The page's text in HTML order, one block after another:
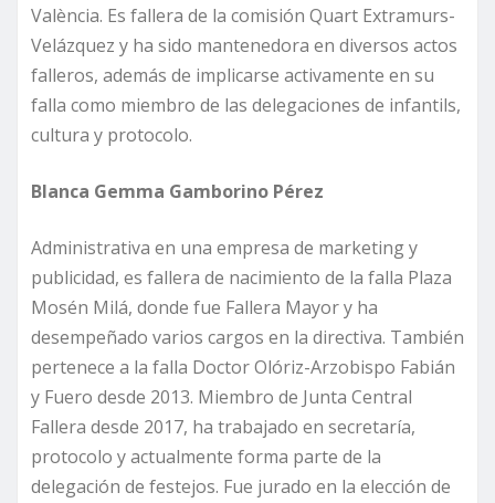
València. Es fallera de la comisión Quart Extramurs-
Velázquez y ha sido mantenedora en diversos actos
falleros, además de implicarse activamente en su
falla como miembro de las delegaciones de infantils,
cultura y protocolo.
Blanca Gemma Gamborino Pérez
Administrativa en una empresa de marketing y
publicidad, es fallera de nacimiento de la falla Plaza
Mosén Milá, donde fue Fallera Mayor y ha
desempeñado varios cargos en la directiva. También
pertenece a la falla Doctor Olóriz-Arzobispo Fabián
y Fuero desde 2013. Miembro de Junta Central
Fallera desde 2017, ha trabajado en secretaría,
protocolo y actualmente forma parte de la
delegación de festejos. Fue jurado en la elección de